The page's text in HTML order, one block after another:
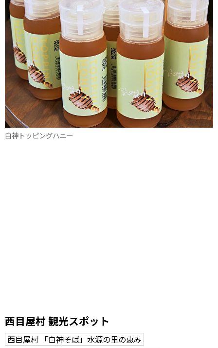
白神トッピングハニー
西目屋村 観光スポット
西目屋村 「白神そば」水源の里の恵み